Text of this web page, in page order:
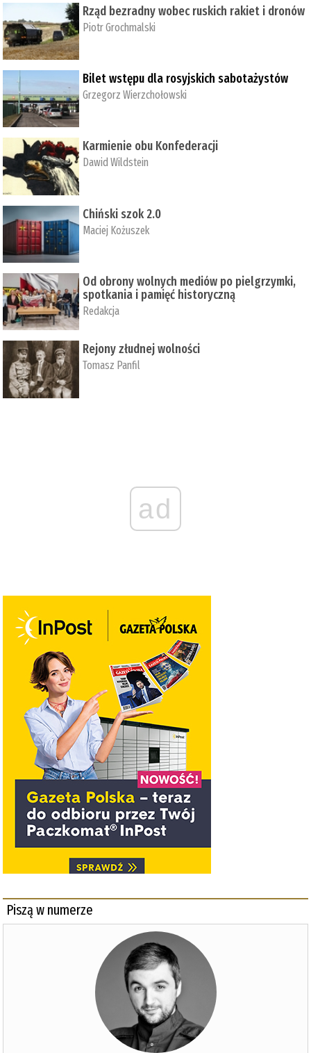
Rząd bezradny wobec ruskich rakiet i dronów
Piotr Grochmalski
Bilet wstępu dla rosyjskich sabotażystów
Grzegorz Wierzchołowski
Karmienie obu Konfederacji
Dawid Wildstein
Chiński szok 2.0
Maciej Kożuszek
Od obrony wolnych mediów po pielgrzymki,
spotkania i pamięć historyczną
Redakcja
Rejony złudnej wolności
Tomasz Panfil
ad
Piszą w numerze